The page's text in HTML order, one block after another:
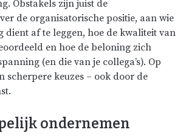
Obstakels zijn juist de
de organisatorische positie, aan wie
dient af te leggen, hoe de kwaliteit van
en hoe de beloning zich
(en die van je collega’s). Op
scherpere keuzes – ook door de
ondernemen